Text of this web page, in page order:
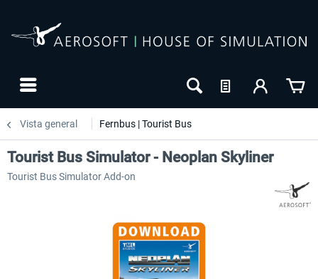
Vista general Fernbus | Tourist Bus
Tourist Bus Simulator - Neoplan Skyliner
Tourist Bus Simulator Add-on